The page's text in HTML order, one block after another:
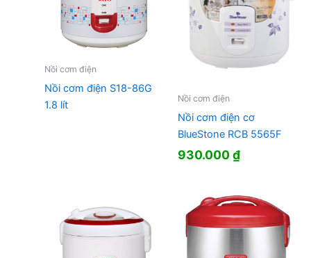
Nồi cơm điện
Nồi cơm điện S18-86G
1.8 lít
Nồi cơm điện
Nồi cơm điện cơ
BlueStone RCB 5565F
930.000₫